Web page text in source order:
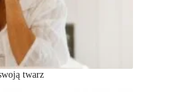
twarz